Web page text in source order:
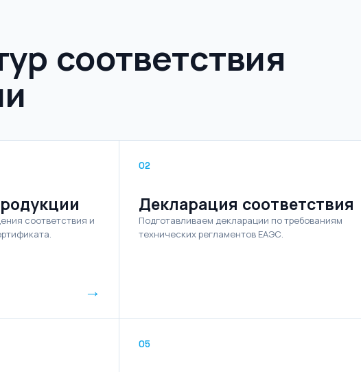
соответствия
соответствия и
→
02
Декларация соответствия
Подготавливаем декларации по требованиям
технических регламентов ЕАЭС.
05